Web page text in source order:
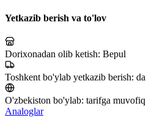
Yetkazib berish va to'lov
Dorixonadan olib ketish: Bepul
Toshkent bo'ylab yetkazib berish:
O'zbekiston bo'ylab: tarifga muvofiq
Analoglar